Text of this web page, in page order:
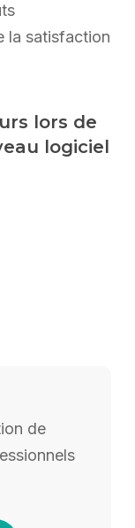
la satisfaction
lors de
logiciel
de